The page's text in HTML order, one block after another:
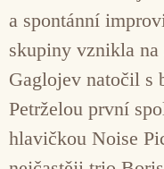
a spontánní
skupiny vznikla
Gaglojev natočil s
Petrželou první
hlavičkou Noise